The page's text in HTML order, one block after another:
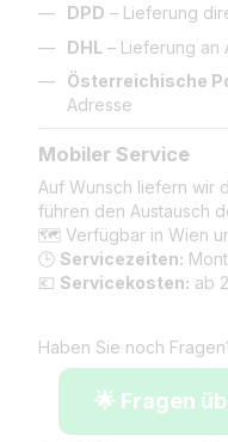
DPD – Lieferung
DHL – Lieferung an
Österreichische
Adresse
Mobiler Service
Auf Wunsch liefern wir
führen den Austausch
🗺️ Verfügbar in Wien
🕒 Servicezeiten:
💶 Servicekosten: ab
Haben Sie noch
🌟 Fragen